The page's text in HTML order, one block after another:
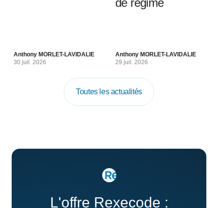
Anthony MORLET-LAVIDALIE
30 juil. 2026
de régime
Anthony MORLET-LAVIDALIE
29 juil. 2026
Toutes les actualités
L'offre Rexecode :